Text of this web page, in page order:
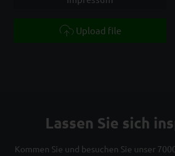
Upload file
Lassen Sie sich
Kommen Sie und besuchen Sie unser